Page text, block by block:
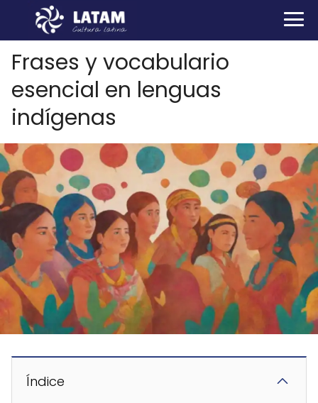
Frases y vocabulario
esencial en lenguas
indígenas
Índice